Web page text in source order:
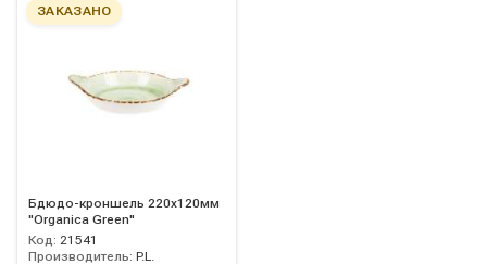
ЗАКАЗАНО
Бдюдо-кроншель 220х120мм
"Organica Green"
Код: 21541
Производитель: P.L.